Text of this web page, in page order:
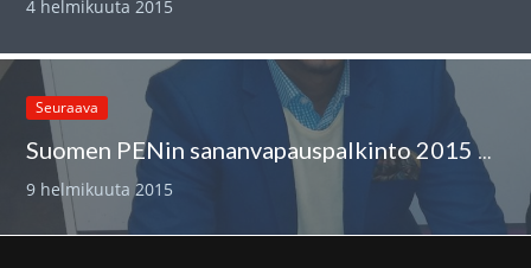
4 helmikuuta 2015
Seuraava
Suomen PENin sananvapauspalkinto 2015 Abdirahim Husu Husseinille
9 helmikuuta 2015